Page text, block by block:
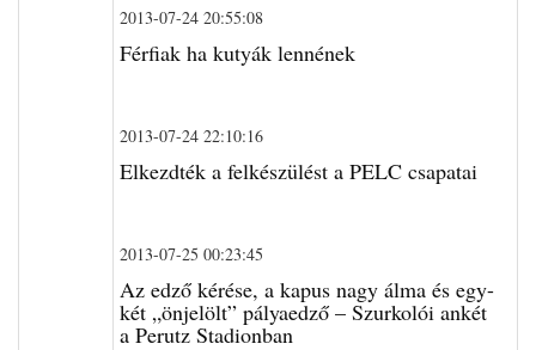
2013-07-24 20:55:08
Férfiak ha kutyák lennének
2013-07-24 22:10:16
Elkezdték a felkészülést a PELC csapatai
2013-07-25 00:23:45
Az edző kérése, a kapus nagy álma és egy-
két „önjelölt” pályaedző – Szurkolói ankét
a Perutz Stadionban